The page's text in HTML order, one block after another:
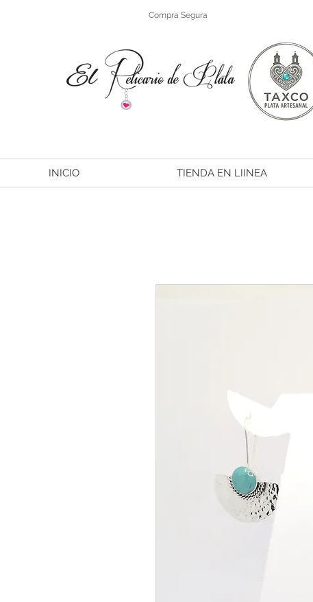
Compra Segura
INICIO TIENDA EN LIINEA